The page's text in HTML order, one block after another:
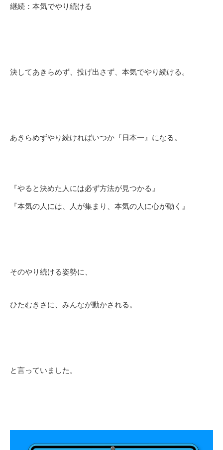
継続：本気でやり続ける
決してあきらめず、 投げ出さず、本気でやり続ける。
あきらめずやり続ければいつか『日本一』になる。
『やると決めた人には必ず方法が見つかる』
『本気の人には、人が集まり、本気の人に心が動く』
そのやり続ける姿勢に、
ひたむきさに、みんなが動かされる。
と言っていました。